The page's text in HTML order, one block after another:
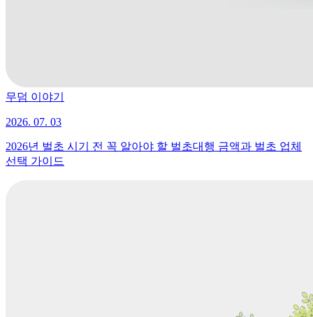
무덤 이야기
2026. 07. 03
2026년 벌초 시기 전 꼭 알아야 할 벌초대행 금액과 벌초 업체
선택 가이드